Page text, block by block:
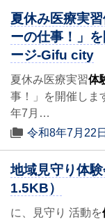
夏休み医療実
ーの仕事！」
ージ-Gifu city
夏休み医療実習体
事！」を開催し
年7月…
令和8年7月22日
地域見守り体
1.5KB）
に、見守り 活動を